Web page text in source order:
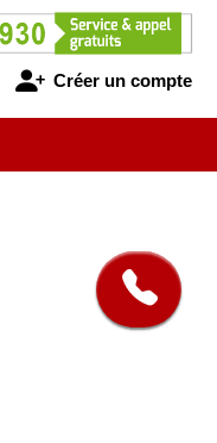
Créer un compte